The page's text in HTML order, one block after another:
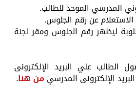
المدرسي الموحد للطالب.
عن رقم الجلوس.
ليظهر رقم الجلوس ومقر لجنة
علي البريد الإلكترونى
الإلكترونى المدرسيمن هنا.